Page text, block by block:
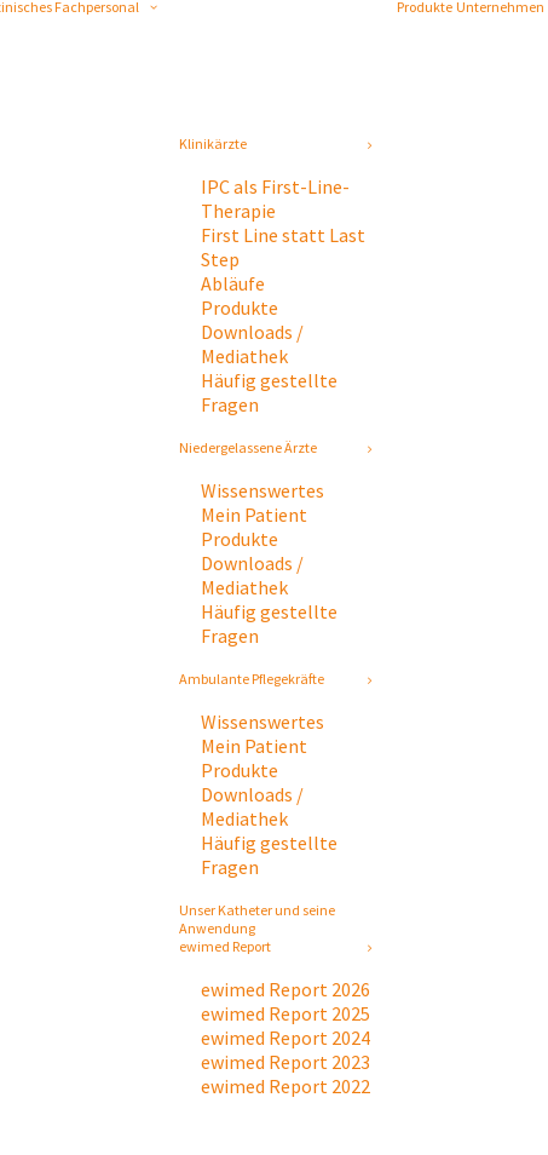
Fachpersonal
Klinikärzte
IPC als First-Line-
Therapie
First Line statt Last
Step
Abläufe
Produkte
Downloads /
Mediathek
Häufig gestellte
Fragen
Niedergelassene Ärzte
Wissenswertes
Mein Patient
Produkte
Downloads /
Mediathek
Häufig gestellte
Fragen
Ambulante Pflegekräfte
Wissenswertes
Mein Patient
Produkte
Downloads /
Mediathek
Häufig gestellte
Fragen
Unser Katheter und seine
Anwendung
ewimed Report
ewimed Report 2026
ewimed Report 2025
ewimed Report 2024
ewimed Report 2023
ewimed Report 2022
Produkte Unternehmen